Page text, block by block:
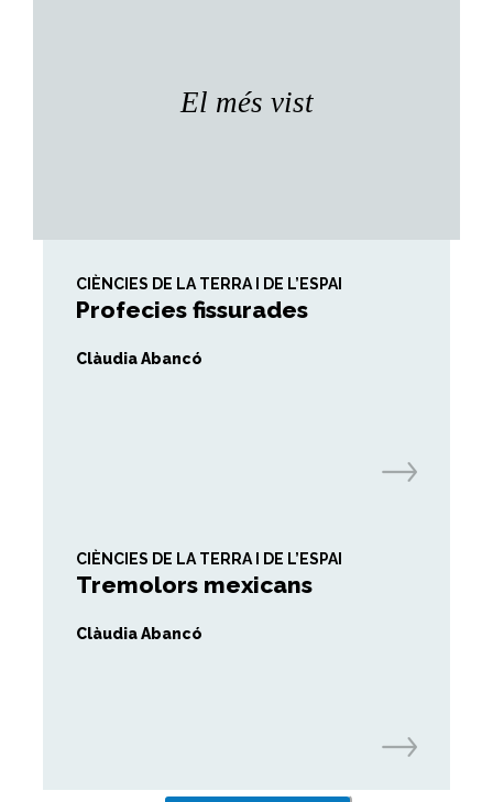
El més vist
CIÈNCIES DE LA TERRA I DE L’ESPAI
Profecies fissurades
Clàudia Abancó
CIÈNCIES DE LA TERRA I DE L’ESPAI
Tremolors mexicans
Clàudia Abancó